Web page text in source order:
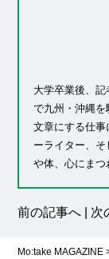
大学卒業後、
で九州・沖縄を
文章にする仕事
ーライター、
や体、心にま
前の記事へ 次
Mo:take MAGAZINE